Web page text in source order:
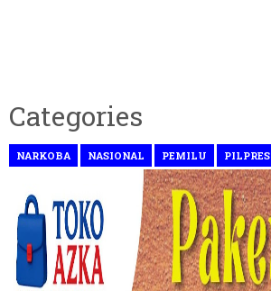
Categories
NARKOBA NASIONAL PEMILU PILPRES